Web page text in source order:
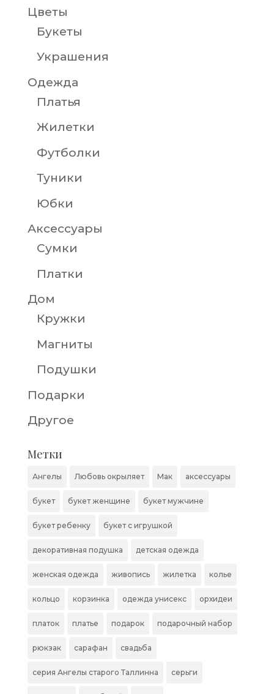
Цветы
Букеты
Украшения
Одежда
Платья
Жилетки
Футболки
Туники
Юбки
Аксессуары
Сумки
Платки
Дом
Кружки
Магниты
Подушки
Подарки
Другое
Метки
Ангелы Любовь окрыляет Мак аксессуары
букет букет женщине букет мужчине
букет ребенку букет с игрушкой
декоративная подушка детская одежда
женская одежда живопись жилетка колье
кольцо корзинка одежда унисекс орхидеи
платок платье подарок подарочный набор
рюкзак сарафан свадьба
серия Ангелы старого Таллинна серьги